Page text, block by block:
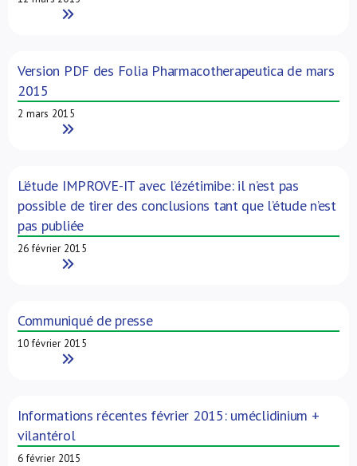
Read More
Version PDF des Folia Pharmacotherapeutica de mars
2015
2 mars 2015
Read More
L’étude IMPROVE-IT avec l’ézétimibe: il n’est pas
possible de tirer des conclusions tant que l’étude n’est
pas publiée
26 février 2015
Read More
Communiqué de presse
10 février 2015
Read More
Informations récentes février 2015: uméclidinium +
vilantérol
6 février 2015